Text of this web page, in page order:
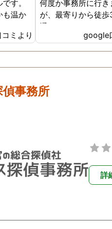
す。
も温か
らこ
です😢
ミより
何度か事務所に行き
が、最寄りから徒
通いやすかったです
google
事務所
詳